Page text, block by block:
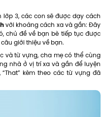
lớp 3, các con sẽ được dạy cách
với khoảng cách xa và gần: Đây
chủ đề về bạn bè tiếp tục được
giới thiệu về bạn.
và từ vựng, cha mẹ có thể cùng
nhà ở vị trí xa và gần để luyện
kèm theo các từ vựng đã